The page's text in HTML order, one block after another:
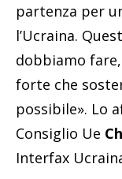
partenza per
l’Ucraina.
dobbiamo
forte che
possibile». Lo
Consiglio Ue
Interfax